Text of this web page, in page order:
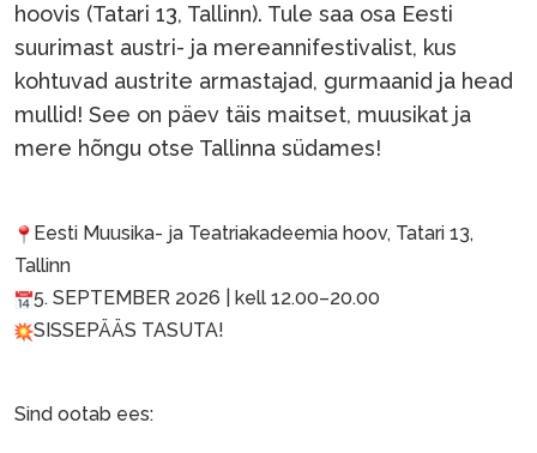
hoovis (Tatari 13, Tallinn). Tule saa osa Eesti
suurimast austri- ja mereannifestivalist, kus
kohtuvad austrite armastajad, gurmaanid ja head
mullid! See on päev täis maitset, muusikat ja
mere hõngu otse Tallinna südames!
Eesti Muusika- ja Teatriakadeemia hoov, Tatari 13,
Tallinn
5. SEPTEMBER 2026 | kell 12.00–20.00
SISSEPÄÄS TASUTA!
Sind ootab ees: